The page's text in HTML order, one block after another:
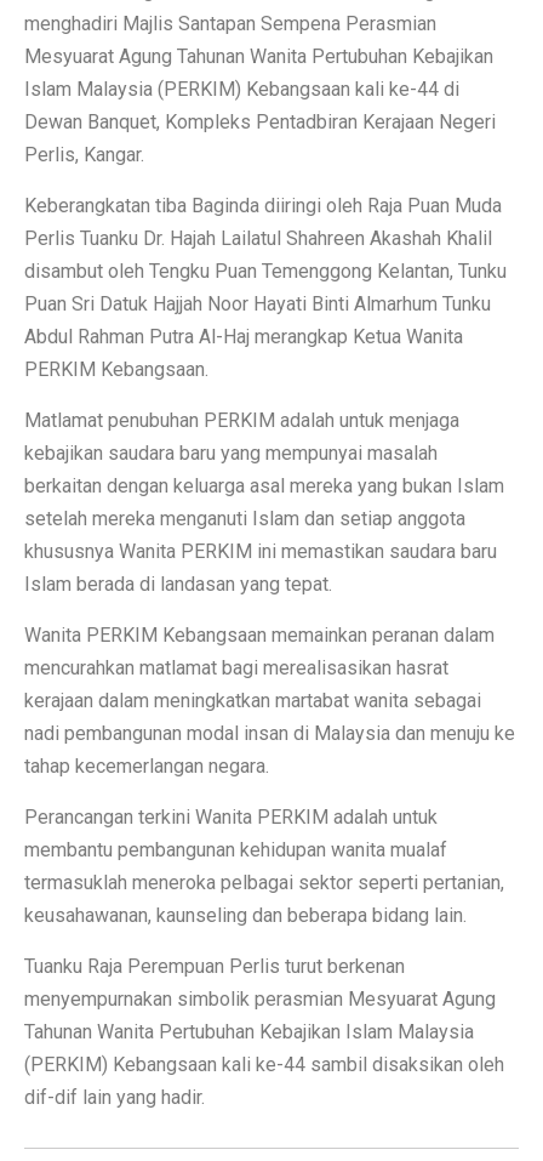
menghadiri Majlis Santapan Sempena Perasmian
Mesyuarat Agung Tahunan Wanita Pertubuhan Kebajikan
Islam Malaysia (PERKIM) Kebangsaan kali ke-44 di
Dewan Banquet, Kompleks Pentadbiran Kerajaan Negeri
Perlis, Kangar.
Keberangkatan tiba Baginda diiringi oleh Raja Puan Muda
Perlis Tuanku Dr. Hajah Lailatul Shahreen Akashah Khalil
disambut oleh Tengku Puan Temenggong Kelantan, Tunku
Puan Sri Datuk Hajjah Noor Hayati Binti Almarhum Tunku
Abdul Rahman Putra Al-Haj merangkap Ketua Wanita
PERKIM Kebangsaan.
Matlamat penubuhan PERKIM adalah untuk menjaga
kebajikan saudara baru yang mempunyai masalah
berkaitan dengan keluarga asal mereka yang bukan Islam
setelah mereka menganuti Islam dan setiap anggota
khususnya Wanita PERKIM ini memastikan saudara baru
Islam berada di landasan yang tepat.
Wanita PERKIM Kebangsaan memainkan peranan dalam
mencurahkan matlamat bagi merealisasikan hasrat
kerajaan dalam meningkatkan martabat wanita sebagai
nadi pembangunan modal insan di Malaysia dan menuju ke
tahap kecemerlangan negara.
Perancangan terkini Wanita PERKIM adalah untuk
membantu pembangunan kehidupan wanita mualaf
termasuklah meneroka pelbagai sektor seperti pertanian,
keusahawanan, kaunseling dan beberapa bidang lain.
Tuanku Raja Perempuan Perlis turut berkenan
menyempurnakan simbolik perasmian Mesyuarat Agung
Tahunan Wanita Pertubuhan Kebajikan Islam Malaysia
(PERKIM) Kebangsaan kali ke-44 sambil disaksikan oleh
dif-dif lain yang hadir.